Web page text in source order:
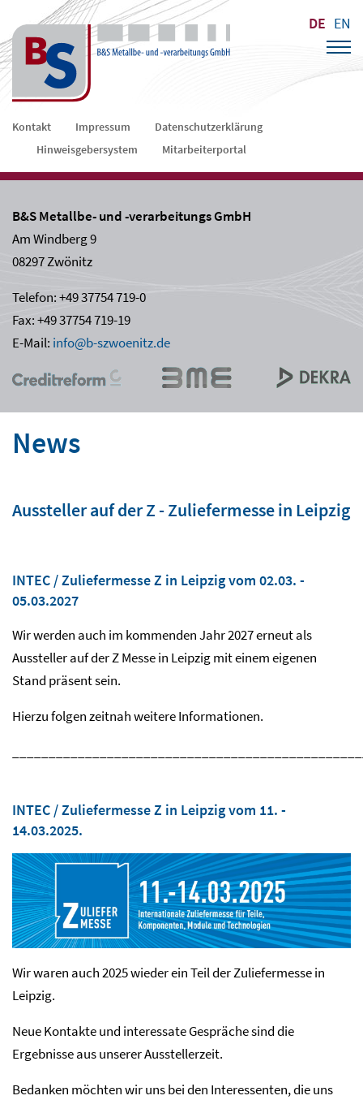
DE EN
Navigation
Kontakt Impressum
Datenschutzerklärung
Hinweisgebersystem
Mitarbeiterportal
B&S Metallbe- und -verarbeitungs GmbH
Am Windberg 9
08297 Zwönitz
Telefon: +49 37754 719-0
Fax: +49 37754 719-19
E-Mail: info@b-szwoenitz.de
News
Aussteller auf der Z - Zuliefermesse in Leipzig
INTEC / Zuliefermesse Z in Leipzig vom 02.03. -
05.03.2027
Wir werden auch im kommenden Jahr 2027 erneut als
Aussteller auf der Z Messe in Leipzig mit einem eigenen
Stand präsent sein.
Hierzu folgen zeitnah weitere Informationen.
INTEC / Zuliefermesse Z in Leipzig vom 11. -
14.03.2025.
Wir waren auch 2025 wieder ein Teil der Zuliefermesse in
Leipzig.
Neue Kontakte und interessate Gespräche sind die
Ergebnisse aus unserer Ausstellerzeit.
Bedanken möchten wir uns bei den Interessenten, die uns